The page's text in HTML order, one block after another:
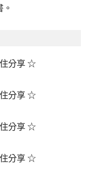
分享 ☆
分享 ☆
分享 ☆
分享 ☆